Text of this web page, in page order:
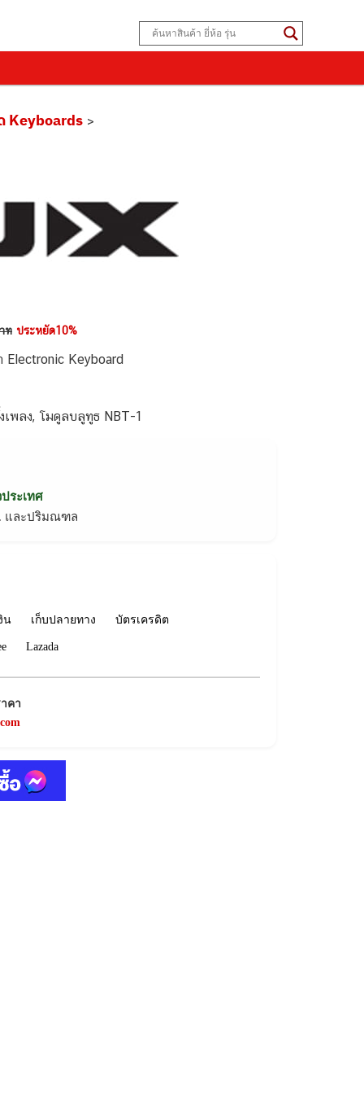
Keyboards >
ท ประหยัด10%
Electronic Keyboard
เพลง, โมดูลบลูทูธ NBT-1
ระเทศ
และปริมณฑล
น เก็บปลายทาง บัตรเครดิต
Lazada
คา